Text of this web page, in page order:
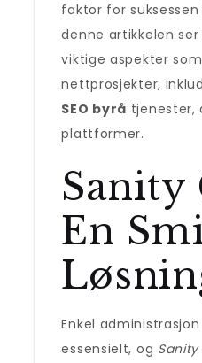
faktor for
denne artikkelen
viktige aspekter
nettprosjekter,
SEO byrå tjenester,
plattformer.
Sanity
En
Enkel
essensielt, og Sanity